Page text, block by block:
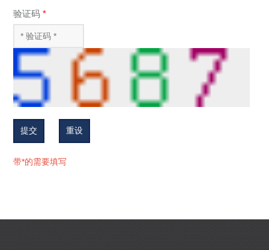
验证码 *
提交 重设
带*的需要填写